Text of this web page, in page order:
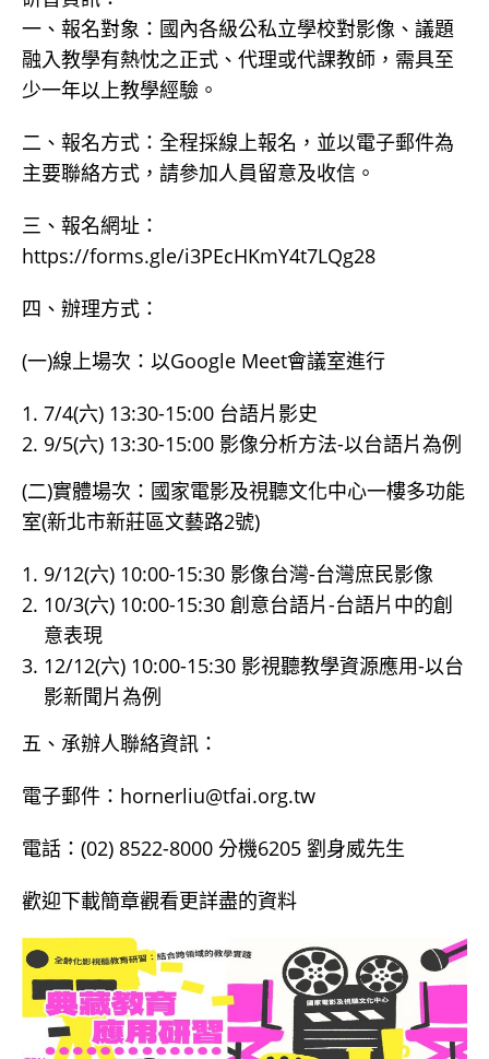
一、報名對象：國內各級公私立學校對影像、議題
融入教學有熱忱之正式、代理或代課教師，需具至
少一年以上教學經驗。
二、報名方式：全程採線上報名，並以電子郵件為
主要聯絡方式，請參加人員留意及收信。
三、報名網址：
https://forms.gle/i3PEcHKmY4t7LQg28
四、辦理方式：
(一)線上場次：以Google Meet會議室進行
7/4(六) 13:30-15:00 台語片影史
9/5(六) 13:30-15:00 影像分析方法-以台語片為例
(二)實體場次：國家電影及視聽文化中心一樓多功能
室(新北市新莊區文藝路2號)
9/12(六) 10:00-15:30 影像台灣-台灣庶民影像
10/3(六) 10:00-15:30 創意台語片-台語片中的創
意表現
12/12(六) 10:00-15:30 影視聽教學資源應用-以台
影新聞片為例
五、承辦人聯絡資訊：
電子郵件：hornerliu@tfai.org.tw
電話：(02) 8522-8000 分機6205 劉身威先生
歡迎下載簡章觀看更詳盡的資料